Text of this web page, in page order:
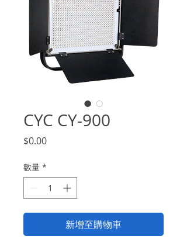
CYC CY-900
$0.00價
數量 *
新增至購物車